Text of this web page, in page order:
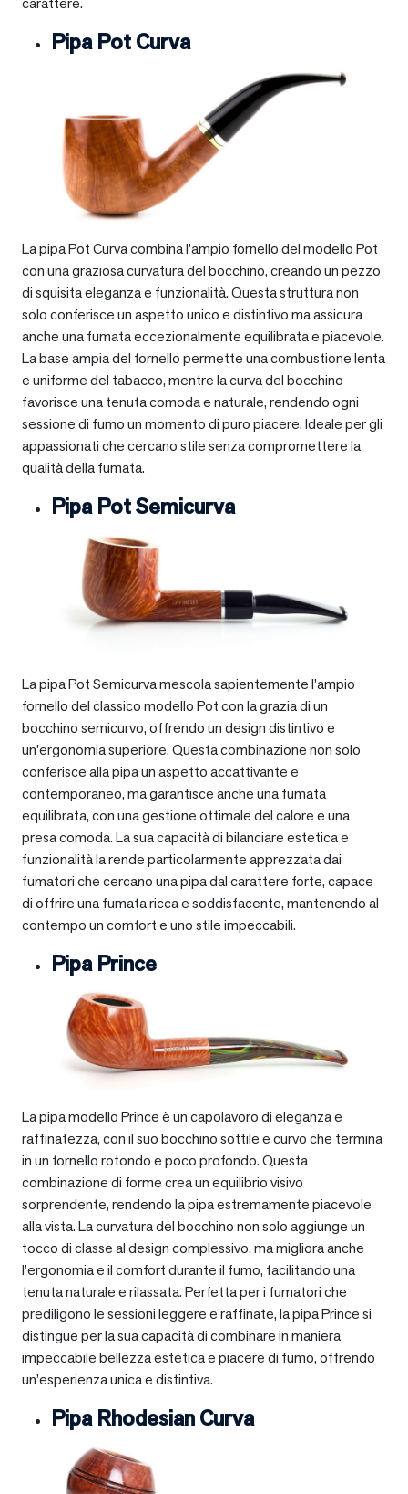
Pipa Pot Curva
La pipa Pot Curva combina l’ampio fornello del modello Pot
con una graziosa curvatura del bocchino, creando un pezzo
di squisita eleganza e funzionalità. Questa struttura non
solo conferisce un aspetto unico e distintivo ma assicura
anche una fumata eccezionalmente equilibrata e piacevole.
La base ampia del fornello permette una combustione lenta
e uniforme del tabacco, mentre la curva del bocchino
favorisce una tenuta comoda e naturale, rendendo ogni
sessione di fumo un momento di puro piacere. Ideale per gli
appassionati che cercano stile senza compromettere la
qualità della fumata.
Pipa Pot Semicurva
La pipa Pot Semicurva mescola sapientemente l’ampio
fornello del classico modello Pot con la grazia di un
bocchino semicurvo, offrendo un design distintivo e
un’ergonomia superiore. Questa combinazione non solo
conferisce alla pipa un aspetto accattivante e
contemporaneo, ma garantisce anche una fumata
equilibrata, con una gestione ottimale del calore e una
presa comoda. La sua capacità di bilanciare estetica e
funzionalità la rende particolarmente apprezzata dai
fumatori che cercano una pipa dal carattere forte, capace
di offrire una fumata ricca e soddisfacente, mantenendo al
contempo un comfort e uno stile impeccabili.
Pipa Prince
La pipa modello Prince è un capolavoro di eleganza e
raffinatezza, con il suo bocchino sottile e curvo che termina
in un fornello rotondo e poco profondo. Questa
combinazione di forme crea un equilibrio visivo
sorprendente, rendendo la pipa estremamente piacevole
alla vista. La curvatura del bocchino non solo aggiunge un
tocco di classe al design complessivo, ma migliora anche
l’ergonomia e il comfort durante il fumo, facilitando una
tenuta naturale e rilassata. Perfetta per i fumatori che
prediligono le sessioni leggere e raffinate, la pipa Prince si
distingue per la sua capacità di combinare in maniera
impeccabile bellezza estetica e piacere di fumo, offrendo
un’esperienza unica e distintiva.
Pipa Rhodesian Curva